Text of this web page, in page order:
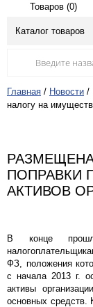
Товаров (0)
Каталог товаров
Главная / Новости /
налогу на
ПОПРАВКИ
АКТИВОВ
В конце
ФЗ, положения
с начала 2013 г.
активы
основных средств.